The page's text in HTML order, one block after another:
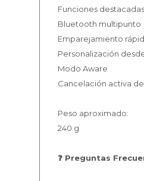
Funciones
Bluetooth multipunto
Emparejamiento
Personalización
Modo Aware
Cancelación activa
Peso aproximado:
240 g
❓ Preguntas